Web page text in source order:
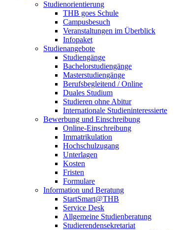
Studienorientierung
THB goes Schule
Campusbesuch
Veranstaltungen im Überblick
Infopaket
Studienangebote
Studiengänge
Bachelorstudiengänge
Masterstudiengänge
Berufsbegleitend / Online
Duales Studium
Studieren ohne Abitur
Internationale Studieninteressierte
Bewerbung und Einschreibung
Online-Einschreibung
Immatrikulation
Hochschulzugang
Unterlagen
Kosten
Fristen
Formulare
Information und Beratung
StartSmart@THB
Service Desk
Allgemeine Studienberatung
Studierendensekretariat